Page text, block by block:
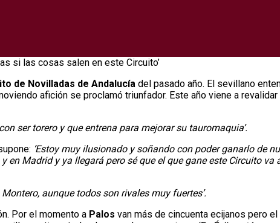
de Novilladas de Andalucía del pasado año. El sevillano
afición se proclamó triunfador. Este año viene a
ser torero y que entrena para mejorar su tauromaquia’.
‘Estoy muy ilusionado y soñando con poder ganarlo de
en Madrid y ya llegará pero sé que el que gane este Circuito
Montero, aunque todos son rivales muy fuertes’.
Por el momento a Palos van más de cincuenta ecijanos pero el